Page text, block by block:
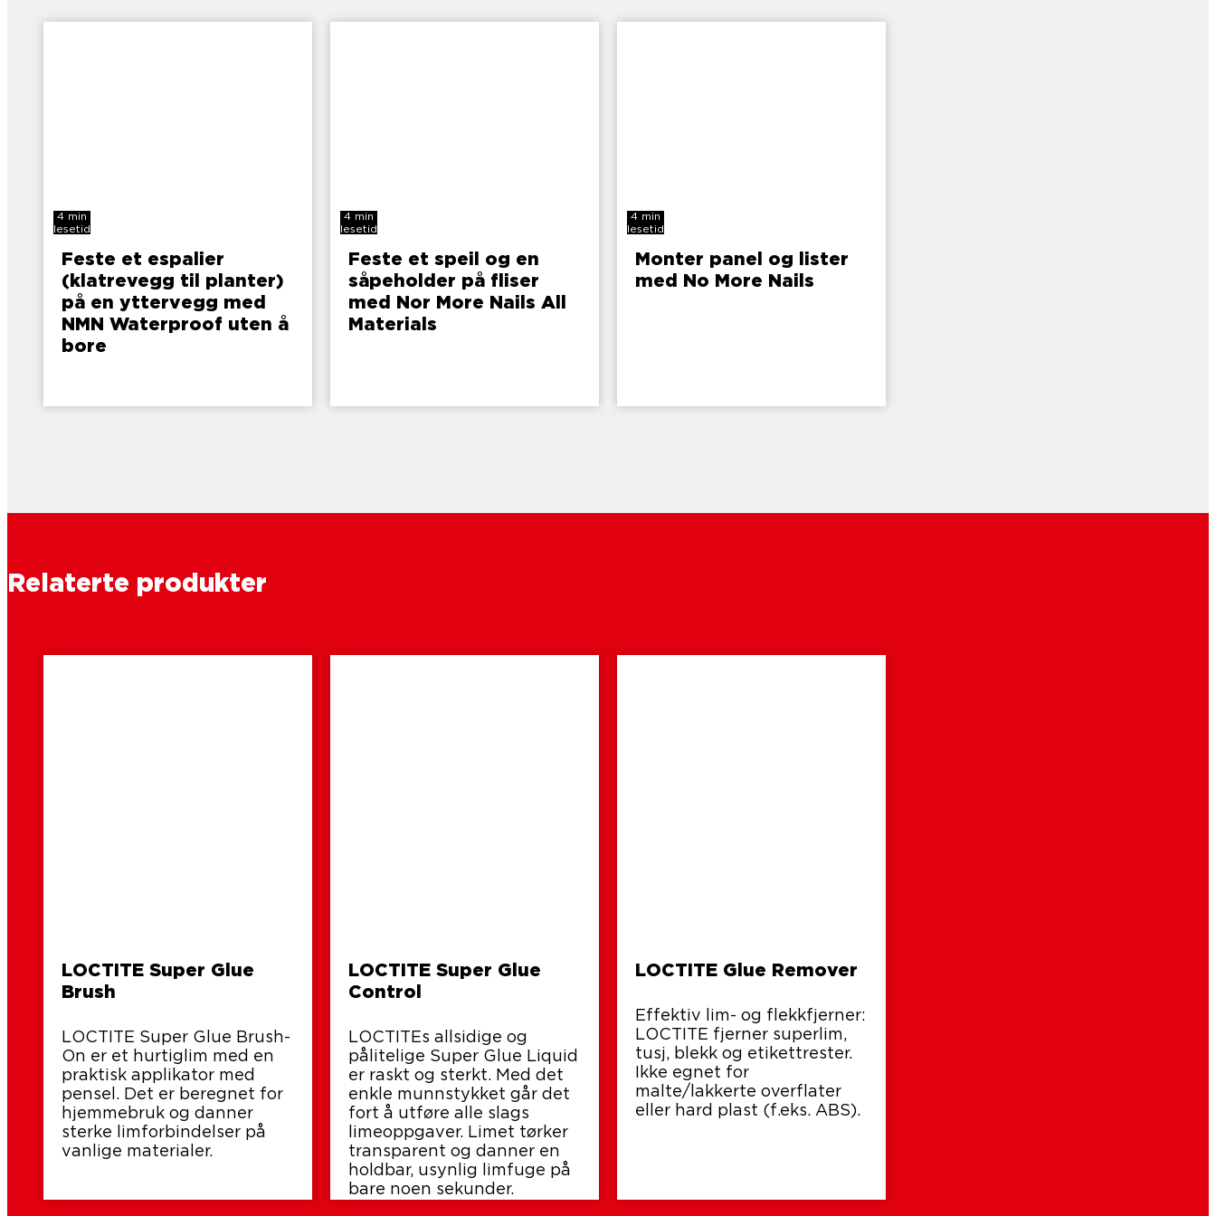
4 min
lesetid
Feste et espalier
(klatrevegg til planter)
på en yttervegg med
NMN Waterproof uten å
bore
4 min
lesetid
Feste et speil og en
såpeholder på fliser
med Nor More Nails All
Materials
4 min
lesetid
Monter panel og lister
med No More Nails
Relaterte produkter
LOCTITE Super Glue
Brush
LOCTITE Super Glue Brush-
On er et hurtiglim med en
praktisk applikator med
pensel. Det er beregnet for
hjemmebruk og danner
sterke limforbindelser på
vanlige materialer.
LOCTITE Super Glue
Control
LOCTITEs allsidige og
pålitelige Super Glue Liquid
er raskt og sterkt. Med det
enkle munnstykket går det
fort å utføre alle slags
limeoppgaver. Limet tørker
transparent og danner en
holdbar, usynlig limfuge på
bare noen sekunder.
LOCTITE Glue Remover
Effektiv lim- og flekkfjerner:
LOCTITE fjerner superlim,
tusj, blekk og etikett­rester.
Ikke egnet for
malte/lakkerte overflater
eller hard plast (f.eks. ABS).